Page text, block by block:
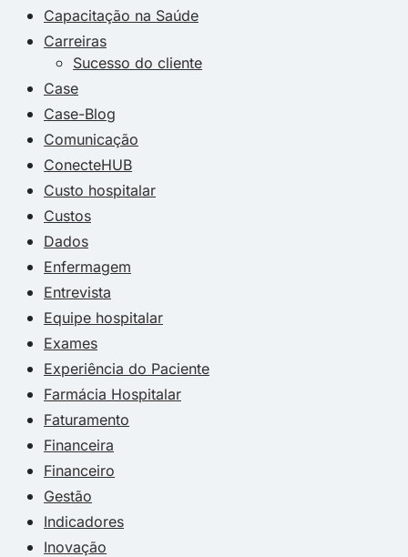
Capacitação na Saúde
Carreiras
Sucesso do cliente
Case
Case-Blog
Comunicação
ConecteHUB
Custo hospitalar
Custos
Dados
Enfermagem
Entrevista
Equipe hospitalar
Exames
Experiência do Paciente
Farmácia Hospitalar
Faturamento
Financeira
Financeiro
Gestão
Indicadores
Inovação